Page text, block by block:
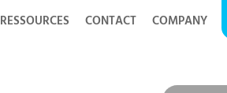
RESSOURCES CONTACT COMPANY